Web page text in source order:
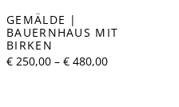
GEMÄLDE |
BAUERNHAUS MIT
BIRKEN
€ 250,00 –€ 480,00Preisspanne: